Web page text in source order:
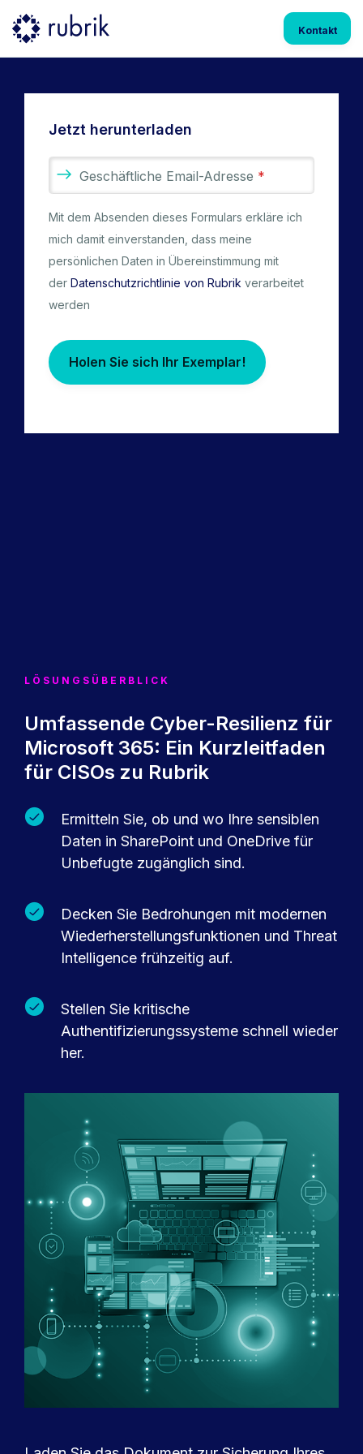
Kontakt
LÖSUNGSÜBERBLICK
Umfassende Cyber-Resilienz für
Microsoft 365: Ein Kurzleitfaden
für CISOs zu Rubrik
Ermitteln Sie, ob und wo Ihre sensiblen
Daten in SharePoint und OneDrive für
Unbefugte zugänglich sind.
Decken Sie Bedrohungen mit modernen
Wiederherstellungsfunktionen und Threat
Intelligence frühzeitig auf.
Stellen Sie kritische
Authentifizierungssysteme schnell wieder
her.
Jetzt herunterladen
Geschäftliche Email-Adresse *
Mit dem Absenden dieses Formulars erkläre ich
mich damit einverstanden, dass meine
persönlichen Daten in Übereinstimmung mit
der Datenschutzrichtlinie von Rubrik verarbeitet
werden
Holen Sie sich Ihr Exemplar!